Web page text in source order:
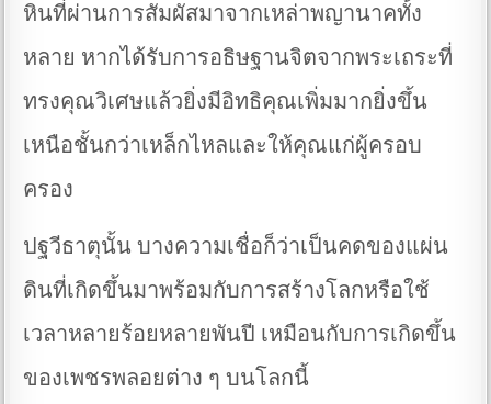
หินที่ผ่านการสัมผัสมาจากเหล่าพญานาคทั้ง
หลาย หากได้รับการอธิษฐานจิตจากพระเถระที่
ทรงคุณวิเศษแล้วยิ่งมีอิทธิคุณเพิ่มมากยิ่งขึ้น
เหนือชั้นกว่าเหล็กไหลและให้คุณแก่ผู้ครอบ
ครอง
ปฐวีธาตุนั้น บางความเชื่อก็ว่าเป็นคดของแผ่น
ดินที่เกิดขึ้นมาพร้อมกับการสร้างโลกหรือใช้
เวลาหลายร้อยหลายพันปี เหมือนกับการเกิดขึ้น
ของเพชรพลอยต่าง ๆ บนโลกนี้